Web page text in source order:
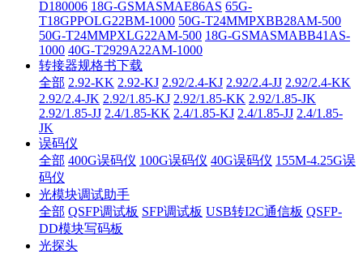
D180006 18G-GSMASMAE86AS 65G-
T18GPPOLG22BM-1000 50G-T24MMPXBB28AM-500
50G-T24MMPXLG22AM-500 18G-GSMASMABB41AS-
1000 40G-T2929A22AM-1000
转接器规格书下载
全部 2.92-KK 2.92-KJ 2.92/2.4-KJ 2.92/2.4-JJ 2.92/2.4-KK
2.92/2.4-JK 2.92/1.85-KJ 2.92/1.85-KK 2.92/1.85-JK
2.92/1.85-JJ 2.4/1.85-KK 2.4/1.85-KJ 2.4/1.85-JJ 2.4/1.85-
JK
误码仪
全部 400G误码仪 100G误码仪 40G误码仪 155M-4.25G误
码仪
光模块调试助手
全部 QSFP调试板 SFP调试板 USB转I2C通信板 QSFP-
DD模块写码板
光探头